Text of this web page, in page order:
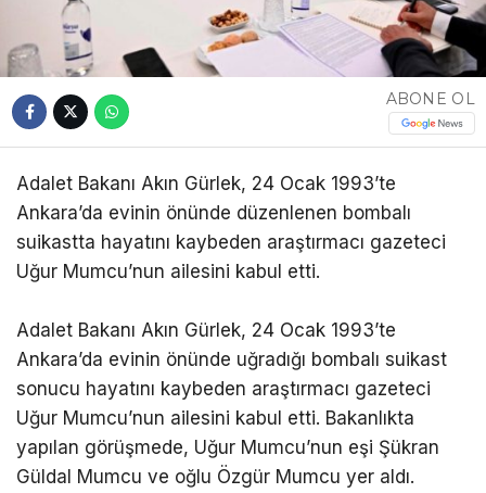
ABONE OL
Adalet Bakanı Akın Gürlek, 24 Ocak 1993’te
Ankara’da evinin önünde düzenlenen bombalı
suikastta hayatını kaybeden araştırmacı gazeteci
Uğur Mumcu’nun ailesini kabul etti.
Adalet Bakanı Akın Gürlek, 24 Ocak 1993’te
Ankara’da evinin önünde uğradığı bombalı suikast
sonucu hayatını kaybeden araştırmacı gazeteci
Uğur Mumcu’nun ailesini kabul etti. Bakanlıkta
yapılan görüşmede, Uğur Mumcu’nun eşi Şükran
Güldal Mumcu ve oğlu Özgür Mumcu yer aldı.